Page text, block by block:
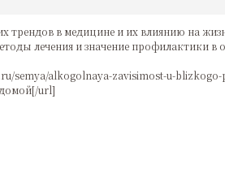
трендов в медицине и их влиянию на
лечения и значение профилактики в
semya/alkogolnaya-zavisimost-u-blizkogo-
url]